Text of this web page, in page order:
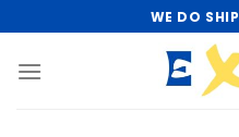
to
content
WE DO